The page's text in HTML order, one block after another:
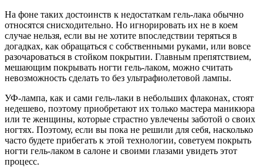
На фоне таких достоинств к недостаткам гель-лака обычно
относятся снисходительно. Но игнорировать их не в коем
случае нельзя, если вы не хотите впоследствии теряться в
догадках, как обращаться с собственными руками, или вовсе
разочароваться в стойком покрытии. Главным препятствием,
мешающим покрывать ногти гель-лаком, можно считать
невозможность сделать то без ультрафиолетовой лампы.
УФ-лампа, как и сами гель-лаки в небольших флаконах, стоят
недешево, поэтому приобретают их только мастера маникюра
или те женщины, которые страстно увлечены заботой о своих
ногтях. Поэтому, если вы пока не решили для себя, насколько
часто будете прибегать к этой технологии, советуем покрыть
ногти гель-лаком в салоне и своими глазами увидеть этот
процесс.